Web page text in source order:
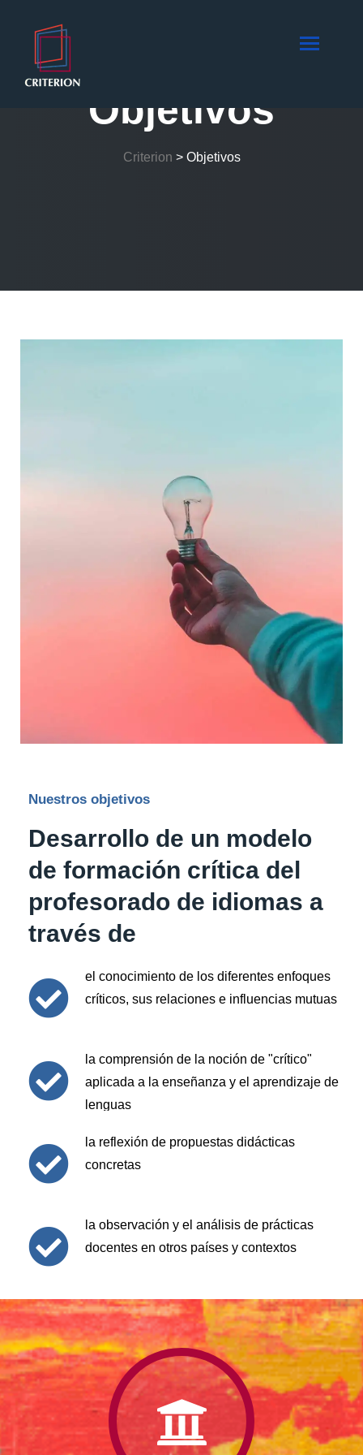
Objetivos
Criterion > Objetivos
Nuestros objetivos
Desarrollo de un modelo
de formación crítica del
profesorado de idiomas a
través de
el conocimiento de los diferentes enfoques
críticos, sus relaciones e influencias mutuas
la comprensión de la noción de "crítico"
aplicada a la enseñanza y el aprendizaje de
lenguas
la reflexión de propuestas didácticas
concretas
la observación y el análisis de prácticas
docentes en otros países y contextos